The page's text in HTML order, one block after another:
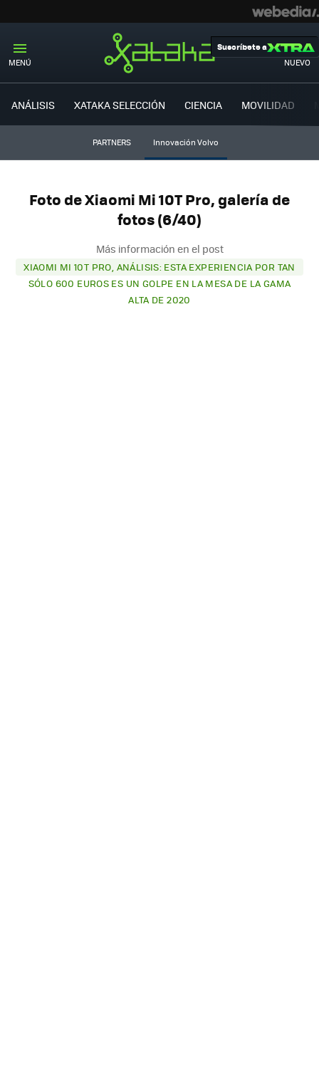
MENÚ NUEVO
Suscríbete a
ANÁLISIS XATAKA SELECCIÓN CIENCIA MOVILIDAD
PARTNERS Innovación Volvo
Foto de Xiaomi Mi 10T Pro, galería de
fotos (6/40)
Más información en el post
XIAOMI MI 10T PRO, ANÁLISIS: ESTA EXPERIENCIA POR TAN
SÓLO 600 EUROS ES UN GOLPE EN LA MESA DE LA GAMA
ALTA DE 2020